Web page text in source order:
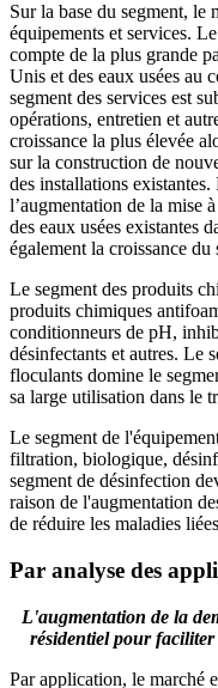
Sur la base du segment, le
équipements et services.
compte de la plus grande
Unis et des eaux usées au
segment des services est
opérations, entretien et
croissance la plus élevée
sur la construction de
des installations
l’augmentation de la mise
des eaux usées existantes
également la croissance du
Le segment des produits
produits chimiques
conditionneurs de pH,
désinfectants et autres. Le
floculants domine le
sa large utilisation dans le
Le segment de
filtration, biologique,
segment de désinfection
raison de l'augmentation
de réduire les maladies
Par analyse des
L'augmentation de la
résidentiel pour
Par application, le marché